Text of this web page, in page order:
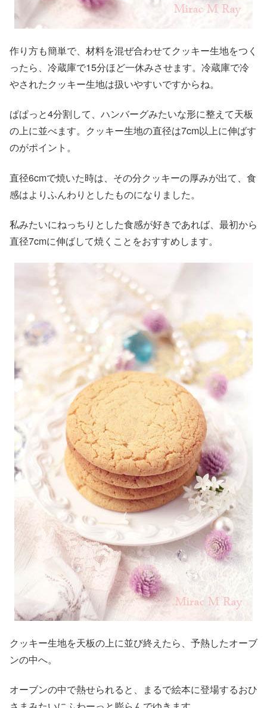
作り方も簡単で、材料を混ぜ合わせてクッキー生地をつく
ったら、冷蔵庫で15分ほど一休みさせます。冷蔵庫で冷
やされたクッキー生地は扱いやすいですからね。
ぱぱっと4分割して、ハンバーグみたいな形に整えて天板
の上に並べます。クッキー生地の直径は7cm以上に伸ばす
のがポイント。
直径6cmで焼いた時は、その分クッキーの厚みが出て、食
感はよりふんわりとしたものになりました。
私みたいにねっちりとした食感が好きであれば、最初から
直径7cmに伸ばして焼くことをおすすめします。
クッキー生地を天板の上に並び終えたら、予熱したオーブ
ンの中へ。
オーブンの中で熱せられると、まるで絵本に登場するおひ